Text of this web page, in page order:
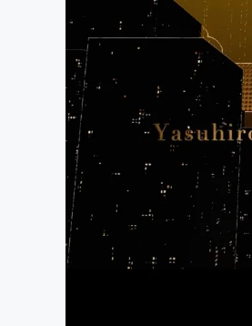
映像・映画
ビジネス・
まちづくり